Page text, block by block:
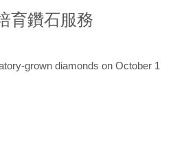
育鑽石服務
grown diamonds on October 1